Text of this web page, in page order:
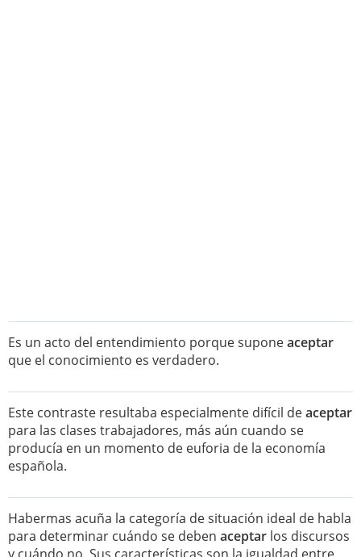
Es un acto del entendimiento porque suponeaceptar
que el conocimiento es verdadero.
Este contraste resultaba especialmente difícil deaceptar
para las clases trabajadores, más aún cuando se
producía en un momento de euforia de la economía
española.
Habermas acuña la categoría de situación ideal de habla
para determinar cuándo se deben aceptar los discursos